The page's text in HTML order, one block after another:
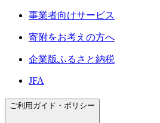
事業者向けサービス
寄附をお考えの方へ
企業版ふるさと納税
JFA
ご利用ガイド・ポリシー